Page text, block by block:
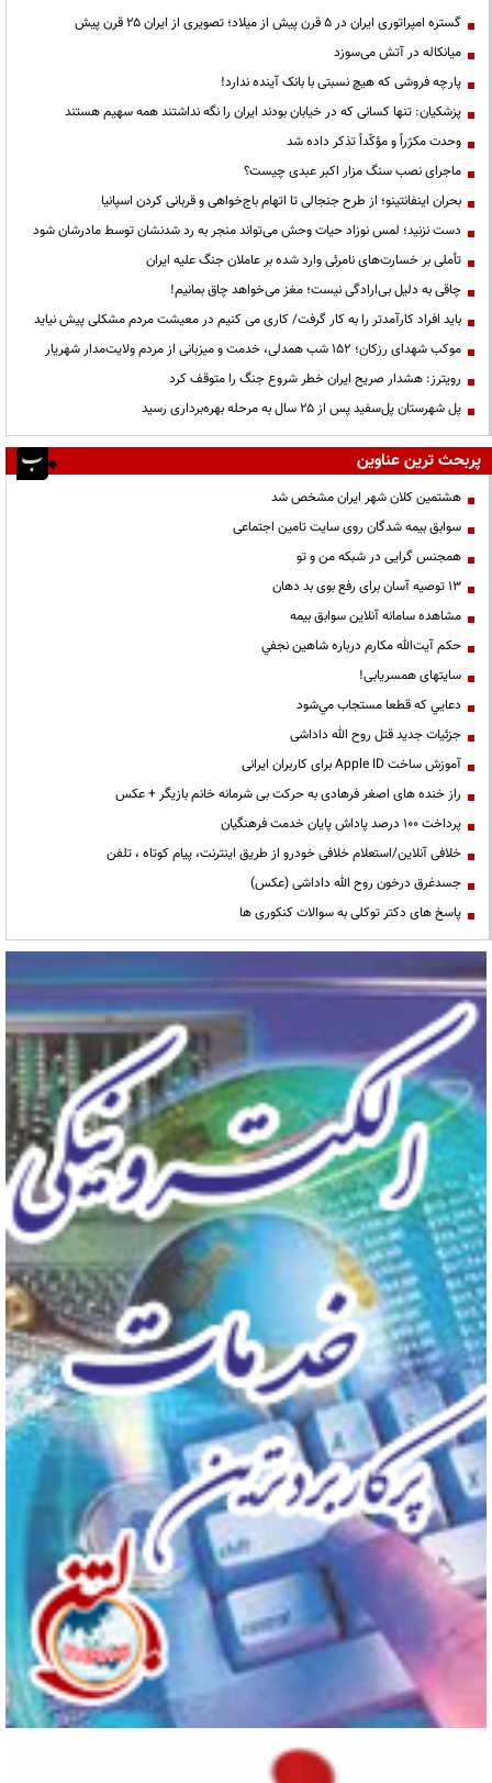
گستره امپراتوری ایران در ۵ قرن پیش از میلاد؛ تصویری از ایران ۲۵ قرن پیش
میانکاله در آتش می‌سوزد
پارچه فروشی که هیچ نسبتی با بانک آینده ندارد!
پزشکیان: تنها کسانی که در خیابان بودند ایران را نگه نداشتند همه سهیم هستند
وحدت مکرّراً و مؤکّداً تذکر داده شد
ماجرای نصب سنگ مزار اکبر عبدی چیست؟
بحران اینفانتینو؛ از طرح جنجالی تا اتهام باج‌خواهی و قربانی کردن اسپانیا
دست نزنید؛ لمس نوزاد حیات وحش می‌تواند منجر به رد شدنشان توسط مادرشان شود
تأملی بر خسارت‌های نامرئی وارد شده بر عاملان جنگ علیه ایران
چاقی به دلیل بی‌ارادگی نیست؛ مغز می‌خواهد چاق بمانیم!
باید افراد کارآمدتر را به کار گرفت/ کاری می کنیم در معیشت مردم مشکلی پیش نیاید
موکب شهدای رزکان؛ ۱۵۲ شب همدلی، خدمت و میزبانی از مردم ولایت‌مدار شهریار
رویترز: هشدار صریح ایران خطر شروع جنگ را متوقف کرد
پل شهرستان پل‌سفید پس از ۲۵ سال به مرحله بهره‌برداری رسید
پربحث ترین عناوین
هشتمین کلان شهر ایران مشخص شد
سوابق بیمه شدگان روی سایت تامین اجتماعی
همجنس گرایی در شبکه من و تو
13 توصیه آسان برای رفع بوی بد دهان
مشاهده سامانه آنلاين سوابق بیمه
حكم آيت‌الله مكارم درباره شاهين نجفي
سایتهای همسریابی!
دعايي كه قطعا مستجاب مي‌شود
جزئیات جدید قتل روح الله داداشی
آموزش ساخت Apple ID برای کاربران ایرانی
راز خنده های اصغر فرهادی به حرکت بی شرمانه خانم بازیگر + عکس
پرداخت ۱۰۰ درصد پاداش پایان خدمت فرهنگیان
خلافی آنلاین/استعلام خلافی خودرو از طریق اینترنت، پیام کوتاه ، تلفن
جسدغرق درخون روح الله داداشی (عکس)
پاسخ های دکتر توکلی به سوالات کنکوری ها